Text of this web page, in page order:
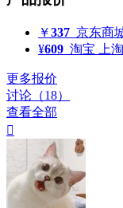
￥337 京东商
¥609 淘宝 上
更多报价
讨论（18）
查看全部
